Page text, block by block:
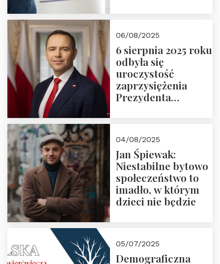
06/08/2025
6 sierpnia 2025 roku
odbyła się
uroczystość
zaprzysiężenia
Prezydenta
Nawrockiego
04/08/2025
Jan Śpiewak:
Niestabilne bytowo
społeczeństwo to
imadło, w którym
dzieci nie będzie
05/07/2025
Demograficzna